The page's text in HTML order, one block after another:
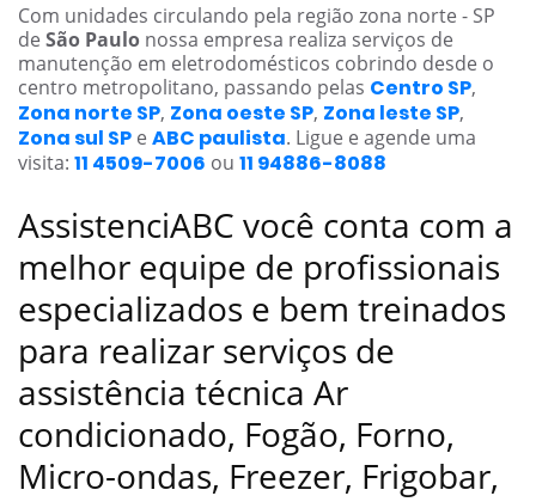
Com unidades circulando pela região zona norte - SP
de São Paulo nossa empresa realiza serviços de
manutenção em eletrodomésticos cobrindo desde o
centro metropolitano, passando pelas Centro SP,
Zona norte SP, Zona oeste SP, Zona leste SP,
Zona sul SP e ABC paulista. Ligue e agende uma
visita: 11 4509-7006 ou 11 94886-8088
AssistenciABC você conta com a
melhor equipe de profissionais
especializados e bem treinados
para realizar serviços de
assistência técnica Ar
condicionado, Fogão, Forno,
Micro-ondas, Freezer, Frigobar,